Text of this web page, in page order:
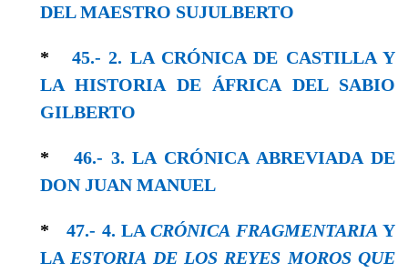
DEL MAESTRO SUJULBERTO
* 45.- 2. LA CRÓNICA DE CASTILLA Y
LA HISTORIA DE ÁFRICA DEL SABIO
GILBERTO
* 46.- 3. LA CRÓNICA ABREVIADA DE
DON JUAN MANUEL
*47.- 4. LACRÓNICA FRAGMENTARIA Y
LA ESTORIA DE LOS REYES MOROS QUE